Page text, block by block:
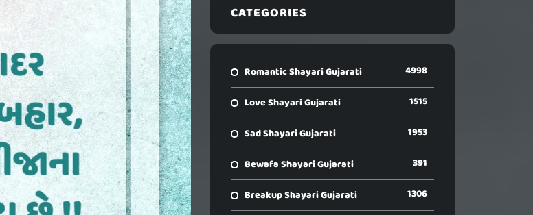
CATEGORIES
Romantic Shayari Gujarati 4998
Love Shayari Gujarati 1515
Sad Shayari Gujarati 1953
Bewafa Shayari Gujarati 391
Breakup Shayari Gujarati 1306